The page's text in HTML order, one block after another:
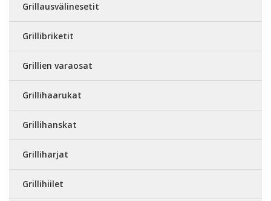
Grillausvälinesetit
Grillibriketit
Grillien varaosat
Grillihaarukat
Grillihanskat
Grilliharjat
Grillihiilet